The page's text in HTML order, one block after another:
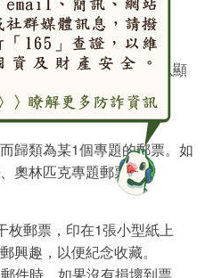
或蓋上郵資已付符誌，以顯
發者，都稱為實寄封。
歸類為某1個專題的郵票。如
奧林匹克專題郵票。
枚郵票，印在1張小型紙上
興趣，以便紀念收藏。